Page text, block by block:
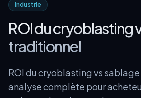
Industrie
ROI du cryoblasting
traditionnel
ROI du cryoblasting vs
analyse complète pour